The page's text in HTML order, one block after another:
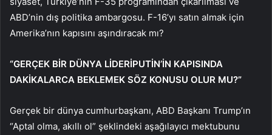
ABD’nin dış politika ambargosu. F-16’yı satın almak için
Amerika’nın kapısını aşındıracak mı?
“GERÇEK BİR DÜNYA LİDERİPUTİN’İN KAPISINDA
DAKİKALARCA BEKLEMEK SÖZ KONUSU OLUR MU?”
Gerçek bir dünya cumhurbaşkanı, ABD Başkanı Trump’ın
“Aptal olma, akıllı ol” şeklindeki aşağılayıcı mektubunu